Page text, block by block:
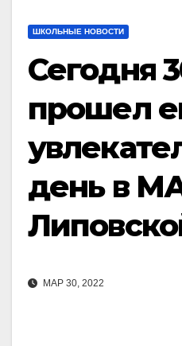
ШКОЛЬНЫЕ НОВОСТИ
Сегодня
прошел
день в
МАР 30, 2022